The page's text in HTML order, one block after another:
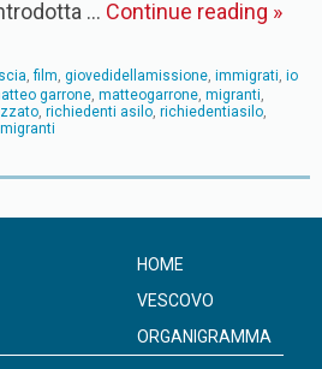
… Continue reading »
,film giovedidellamissione immigrati io
garrone matteogarrone migranti
richiedenti asilo richiedentiasilo
HOME
VESCOVO
ORGANIGRAMMA